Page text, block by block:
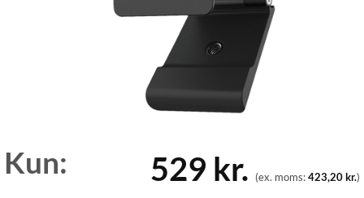
Kun: 529 kr. (ex. moms:423,20kr.)